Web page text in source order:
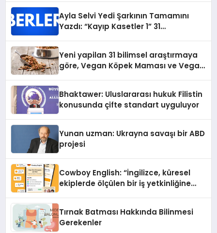
Ayla Selvi Yedi Şarkının Tamamını
Yazdı: “Kayıp Kasetler 1” 31
Yeni yapilan 31 bilimsel araştırmaya
göre, Vegan Köpek Maması ve Vegan
Bhaktawer: Uluslararası hukuk Filistin
konusunda çifte standart uyguluyor
Yunan uzman: Ukrayna savaşı bir ABD
projesi
Cowboy English: “İngilizce, küresel
ekiplerde ölçülen bir iş yetkinliğine
Tırnak Batması Hakkında Bilinmesi
Gerekenler